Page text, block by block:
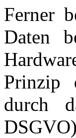
Ferner
Daten
Prinzip
durch